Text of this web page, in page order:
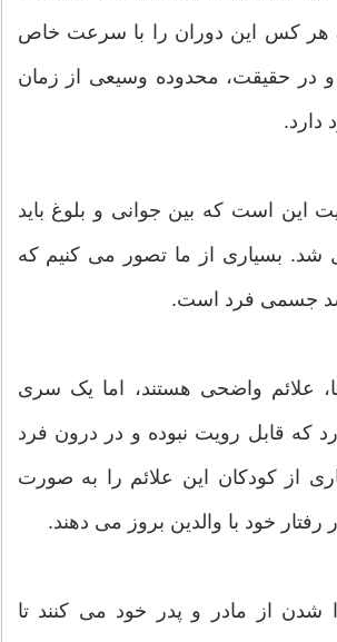
هر کس این دوران را با سرعت خاص
در حقیقت، محدوده وسیعی از زمان
دارد.
این است که بین جوانی و بلوغ باید
شد. بسیاری از ما تصور می کنیم که
جسمی فرد است.
ها، علائم واضحی هستند، اما یک سری
که قابل رویت نبوده و در درون فرد
از کودکان این علائم را به صورت
خود با والدین بروز می دهند.
شدن از مادر و پدر خود می کنند تا